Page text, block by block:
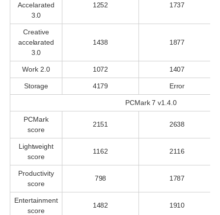
Accelarated
3.0
1252 1737
Creative
accelarated
3.0
1438 1877
Work 2.0 1072 1407
Storage 4179 Error
PCMark 7 v1.4.0
PCMark
score
2151 2638
Lightweight
score
1162 2116
Productivity
score
798 1787
Entertainment
score
1482 1910